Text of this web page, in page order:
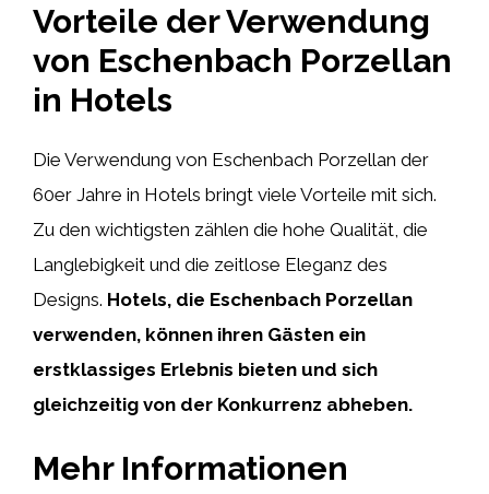
Vorteile der Verwendung
von Eschenbach Porzellan
in Hotels
Die Verwendung von Eschenbach Porzellan der
60er Jahre in Hotels bringt viele Vorteile mit sich.
Zu den wichtigsten zählen die hohe Qualität, die
Langlebigkeit und die zeitlose Eleganz des
Designs. Hotels, die Eschenbach Porzellan
verwenden, können ihren Gästen ein
erstklassiges Erlebnis bieten und sich
gleichzeitig von der Konkurrenz abheben.
Mehr Informationen